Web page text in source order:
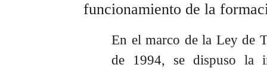
funcionamiento de la
En el marco de la Ley de
de 1994, se dispuso la